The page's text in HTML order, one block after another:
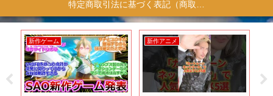
特定商取引法に基づく表記（商取引に関する開示）
新作ゲーム 新作アニメ